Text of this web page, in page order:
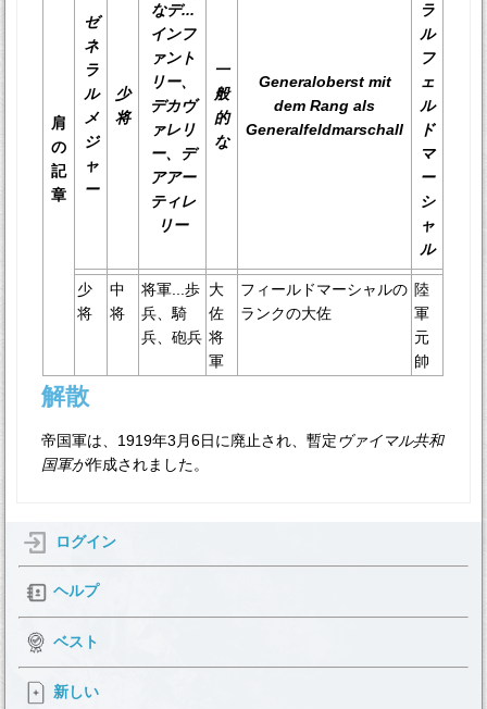
肩
の
記
章
ゼ
ネ
ラ
ル
メ
ジ
ャ
ー
少
将
なデ...
インフ
ァント
リー、
デカヴ
ァレリ
ー、デ
アアー
ティレ
リー
一
般
的
な
Generaloberst mit
dem Rang als
Generalfeldmarschall
ラ
ル
フ
ェ
ル
ド
マ
ー
シ
ャ
ル
少
将
中
将
将軍...歩
兵、騎
兵、砲兵
大
佐
将
軍
フィールドマーシャルの
ランクの大佐
陸
軍
元
帥
解散
帝国軍は、1919年3月6日に廃止され、暫定ヴァイマル共和
国軍が作成されました。
ログイン
ヘルプ
ベスト
新しい